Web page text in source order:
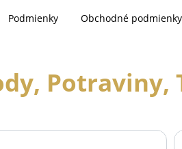
Podmienky Obchodné podmienky
Potraviny,